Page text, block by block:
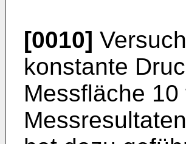
[0010]
konstante
Messfläche